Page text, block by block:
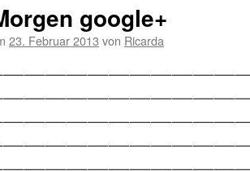
google+
23. Februar 2013 von Ricarda